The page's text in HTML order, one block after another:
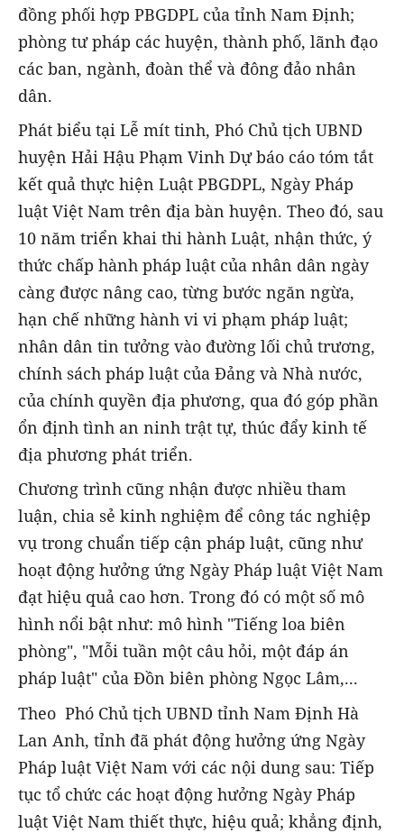
đồng phối hợp PBGDPL của tỉnh Nam Định;
phòng tư pháp các huyện, thành phố, lãnh đạo
các ban, ngành, đoàn thể và đông đảo nhân
dân.
Phát biểu tại Lễ mít tinh, Phó Chủ tịch UBND
huyện Hải Hậu Phạm Vinh Dự báo cáo tóm tắt
kết quả thực hiện Luật PBGDPL, Ngày Pháp
luật Việt Nam trên địa bàn huyện. Theo đó, sau
10 năm triển khai thi hành Luật, nhận thức, ý
thức chấp hành pháp luật của nhân dân ngày
càng được nâng cao, từng bước ngăn ngừa,
hạn chế những hành vi vi phạm pháp luật;
nhân dân tin tưởng vào đường lối chủ trương,
chính sách pháp luật của Đảng và Nhà nước,
của chính quyền địa phương, qua đó góp phần
ổn định tình an ninh trật tự, thúc đẩy kinh tế
địa phương phát triển.
Chương trình cũng nhận được nhiều tham
luận, chia sẻ kinh nghiệm để công tác nghiệp
vụ trong chuẩn tiếp cận pháp luật, cũng như
hoạt động hưởng ứng Ngày Pháp luật Việt Nam
đạt hiệu quả cao hơn. Trong đó có một số mô
hình nổi bật như: mô hình "Tiếng loa biên
phòng", "Mỗi tuần một câu hỏi, một đáp án
pháp luật" của Đồn biên phòng Ngọc Lâm,...
Theo Phó Chủ tịch UBND tỉnh Nam Định Hà
Lan Anh, tỉnh đã phát động hưởng ứng Ngày
Pháp luật Việt Nam với các nội dung sau: Tiếp
tục tổ chức các hoạt động hưởng Ngày Pháp
luật Việt Nam thiết thực, hiệu quả; khẳng định,